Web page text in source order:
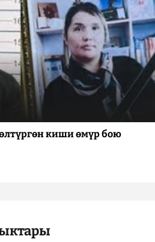
киши өмүр бою